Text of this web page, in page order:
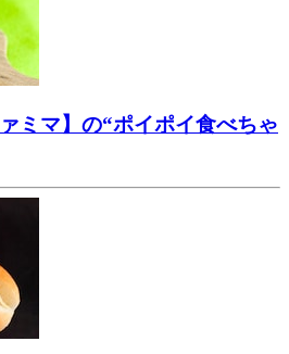
ミマ】の“ポイポイ食べちゃ